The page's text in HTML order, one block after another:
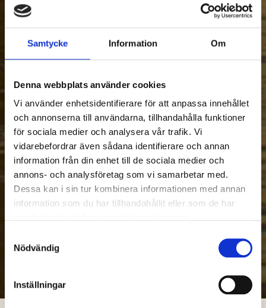
Samtycke Information Om
Denna webbplats använder cookies
Vi använder enhetsidentifierare för att anpassa innehållet
och annonserna till användarna, tillhandahålla funktioner
för sociala medier och analysera vår trafik. Vi
vidarebefordrar även sådana identifierare och annan
information från din enhet till de sociala medier och
annons- och analysföretag som vi samarbetar med.
Dessa kan i sin tur kombinera informationen med annan
information som du har tillhandahållit eller som de har
Nödvändig
Inställningar